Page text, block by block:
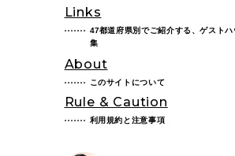
Links
47都道府県別でご紹介する、ゲストハ
集
About
このサイトについて
Rule & Caution
利用規約と注意事項